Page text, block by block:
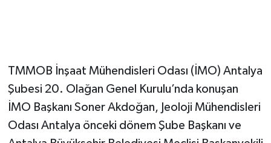
TMMOB İnşaat Mühendisleri Odası (İMO) Antalya
Şubesi 20. Olağan Genel Kurulu’nda konuşan
İMO Başkanı Soner Akdoğan, Jeoloji Mühendisleri
Odası Antalya önceki dönem Şube Başkanı ve